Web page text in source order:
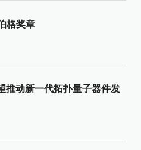
格奖章
推动新一代拓扑量子器件发